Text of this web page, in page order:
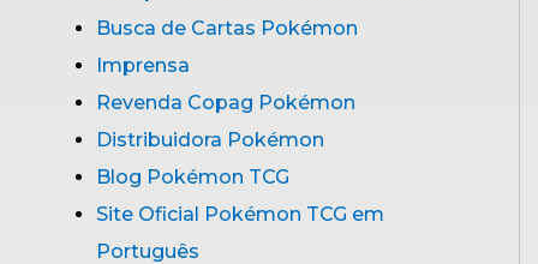
Busca de Cartas Pokémon
Imprensa
Revenda Copag Pokémon
Distribuidora Pokémon
Blog Pokémon TCG
Site Oficial Pokémon TCG em
Português